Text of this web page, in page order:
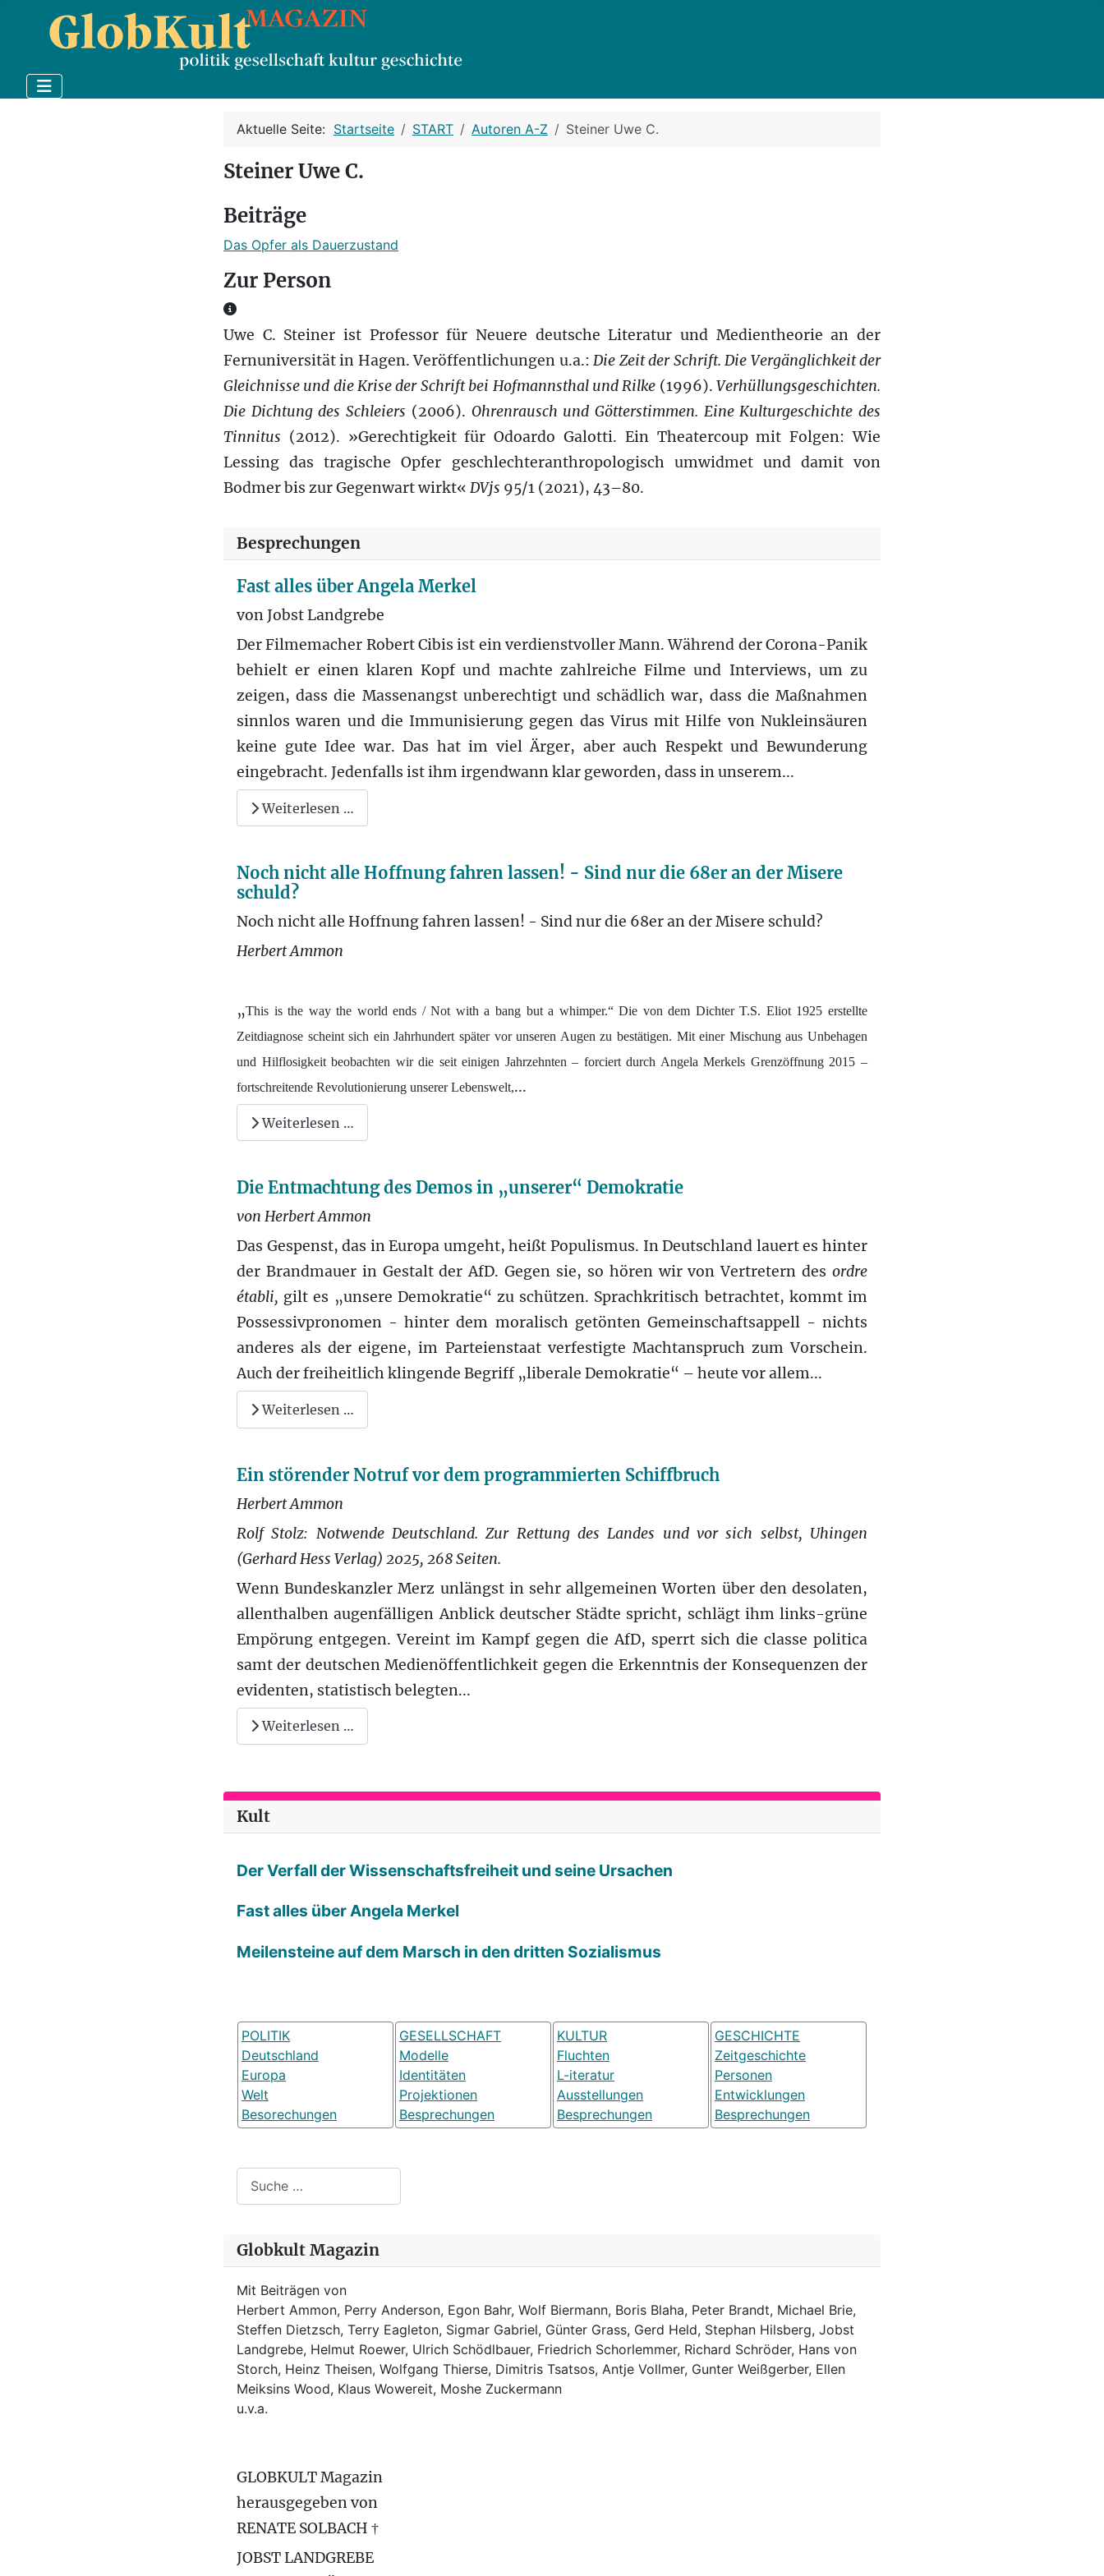
Aktuelle Seite: Startseite START Autoren A-Z Steiner Uwe C.
Steiner Uwe C.
Beiträge
Das Opfer als Dauerzustand
Zur Person
Zur Person
Uwe C. Steiner ist Professor für Neuere deutsche Literatur und Medientheorie an der
Fernuniversität in Hagen. Veröffentlichungen u.a.:Die Zeit der Schrift. Die Vergänglichkeit der
Gleichnisse und die Krise der Schrift bei Hofmannsthal und Rilke (1996).Verhüllungsgeschichten.
Die Dichtung des Schleiers (2006). Ohrenrausch und Götterstimmen. Eine Kulturgeschichte des
Tinnitus (2012). »Gerechtigkeit für Odoardo Galotti. Ein Theatercoup mit Folgen: Wie
Lessing das tragische Opfer geschlechteranthropologisch umwidmet und damit von
Bodmer bis zur Gegenwart wirkt« DVjs 95/1 (2021), 43–80.
Besprechungen
Fast alles über Angela Merkel
von Jobst Landgrebe
Der Filmemacher Robert Cibis ist ein verdienstvoller Mann. Während der Corona-Panik
behielt er einen klaren Kopf und machte zahlreiche Filme und Interviews, um zu
zeigen, dass die Massenangst unberechtigt und schädlich war, dass die Maßnahmen
sinnlos waren und die Immunisierung gegen das Virus mit Hilfe von Nukleinsäuren
keine gute Idee war. Das hat im viel Ärger, aber auch Respekt und Bewunderung
eingebracht. Jedenfalls ist ihm irgendwann klar geworden, dass in unserem...
Weiterlesen …
Noch nicht alle Hoffnung fahren lassen! - Sind nur die 68er an der Misere
schuld?
Noch nicht alle Hoffnung fahren lassen! - Sind nur die 68er an der Misere schuld?
Herbert Ammon
„This is the way the world ends / Not with a bang but a whimper.“ Die von dem Dichter T.S. Eliot 1925 erstellte
Zeitdiagnose scheint sich ein Jahrhundert später vor unseren Augen zu bestätigen. Mit einer Mischung aus Unbehagen
und Hilflosigkeit beobachten wir die seit einigen Jahrzehnten – forciert durch Angela Merkels Grenzöffnung 2015 –
fortschreitende Revolutionierung unserer Lebenswelt,...
Weiterlesen …
Die Entmachtung des Demos in „unserer“ Demokratie
von Herbert Ammon
Das Gespenst, das in Europa umgeht, heißt Populismus. In Deutschland lauert es hinter
der Brandmauer in Gestalt der AfD. Gegen sie, so hören wir von Vertretern desordre
établi, gilt es „unsere Demokratie“ zu schützen. Sprachkritisch betrachtet, kommt im
Possessivpronomen - hinter dem moralisch getönten Gemeinschaftsappell - nichts
anderes als der eigene, im Parteienstaat verfestigte Machtanspruch zum Vorschein.
Auch der freiheitlich klingende Begriff „liberale Demokratie“ – heute vor allem...
Weiterlesen …
Ein störender Notruf vor dem programmierten Schiffbruch
Herbert Ammon
Rolf Stolz: Notwende Deutschland. Zur Rettung des Landes und vor sich selbst, Uhingen
(Gerhard Hess Verlag) 2025, 268 Seiten.
Wenn Bundeskanzler Merz unlängst in sehr allgemeinen Worten über den desolaten,
allenthalben augenfälligen Anblick deutscher Städte spricht, schlägt ihm links-grüne
Empörung entgegen. Vereint im Kampf gegen die AfD, sperrt sich die classe politica
samt der deutschen Medienöffentlichkeit gegen die Erkenntnis der Konsequenzen der
evidenten, statistisch belegten...
Weiterlesen …
Kult
Der Verfall der Wissenschaftsfreiheit und seine Ursachen
Fast alles über Angela Merkel
Meilensteine auf dem Marsch in den dritten Sozialismus
POLITIK
Deutschland
Europa
Welt
Besorechungen
GESELLSCHAFT
Modelle
Identitäten
Projektionen
Besprechungen
KULTUR
Fluchten
L-iteratur
Ausstellungen
Besprechungen
GESCHICHTE
Zeitgeschichte
Personen
Entwicklungen
Besprechungen
Globkult Magazin
Mit Beiträgen von
Herbert Ammon, Perry Anderson, Egon Bahr, Wolf Biermann, Boris Blaha, Peter Brandt, Michael Brie,
Steffen Dietzsch, Terry Eagleton, Sigmar Gabriel, Günter Grass, Gerd Held, Stephan Hilsberg, Jobst
Landgrebe, Helmut Roewer, Ulrich Schödlbauer, Friedrich Schorlemmer, Richard Schröder, Hans von
Storch, Heinz Theisen, Wolfgang Thierse, Dimitris Tsatsos, Antje Vollmer, Gunter Weißgerber, Ellen
Meiksins Wood, Klaus Wowereit, Moshe Zuckermann
u.v.a.
GLOBKULT Magazin
herausgegeben von
RENATE SOLBACH †
JOBST LANDGREBE